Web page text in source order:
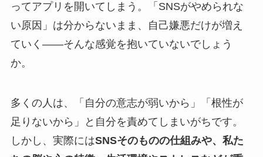
ってアプリを開いてしまう。「SNSがやめられな
い原因」は分からないまま、自己嫌悪だけが増え
ていく――そんな感覚を抱いていないでしょう
か。
多くの人は、「自分の意志が弱いから」「根性が
足りないから」と自分を責めてしまいがちです。
しかし、実際にはSNSそのものの仕組みや、私た